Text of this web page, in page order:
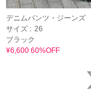
デニムパンツ・ジーンズ
サイズ : 26
ブラック
¥6,600 60%OFF